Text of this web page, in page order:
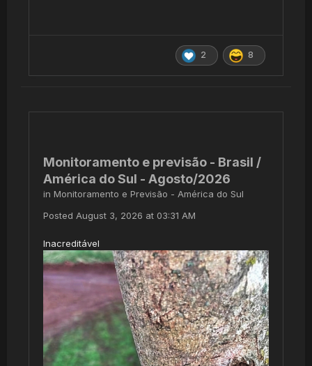
2 8
Monitoramento e previsão - Brasil /
América do Sul - Agosto/2026
in Monitoramento e Previsão - América do Sul
Posted August 3, 2026 at 03:31 AM
Inacreditável